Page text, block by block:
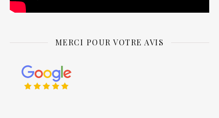
MERCI POUR VOTRE AVIS